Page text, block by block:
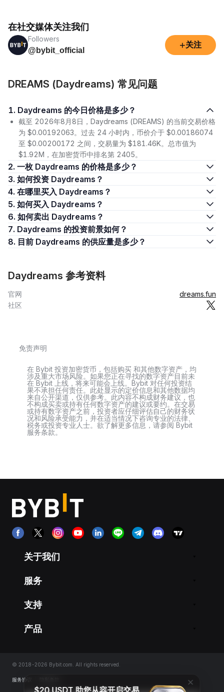
在社交媒体关注我们
Followers
@bybit_official
+关注
DREAMS (Daydreams) 常见问题
1. Daydreams 的今日价格是多少？
截至 2026年8月8日，Daydreams (DREAMS) 的当前交易价格
为 $0.00192063。过去 24 小时内，币价介于 $0.00186074
至 $0.00200172 之间，交易量为 $181.46K。总市值为
$1.92M，在加密货币中排名第 2405。
2. 一枚 Daydreams 的价格是多少？
3. 如何投资 Daydreams？
4. 在哪里买入 Daydreams？
5. 如何买入 Daydreams？
6. 如何卖出 Daydreams？
7. Daydreams 的投资前景如何？
8. 目前 Daydreams 的供应量是多少？
Daydreams 参考资料
官网
dreams.fun
社区
免责声明
在 Bybit 投资加密货币，包括购买 和其他数字资产，均
涉及重大市场风险。如果您正在寻找的数字资产目前未
在 Bybit 上线，将来可能会上线。Bybit 对任何投资结
果不承担任何责任。此处显示的定价信息和其他数据均
来自公开渠道，仅供参考。此内容不构成财务建议，也
不构成买卖或持有任何数字资产的建议或要约。在交易
或持有数字资产之前，投资者应仔细评估自己的财务状
况和风险承受能力，并在适当情况下咨询专业的法律、
税务或投资专业人士。欲了解更多信息，请参阅 Bybit
服务条款。
关于我们
服务
支持
产品
© 2018-2026 Bybit.com. All rights reserved.
服务协议
$20 USDT 助您从容开启交易